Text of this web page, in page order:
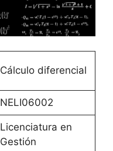
Cálculo diferencial
NELI06002
Licenciatura en
Gestión